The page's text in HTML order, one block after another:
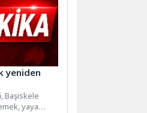
yeniden
Başiskele
yaya